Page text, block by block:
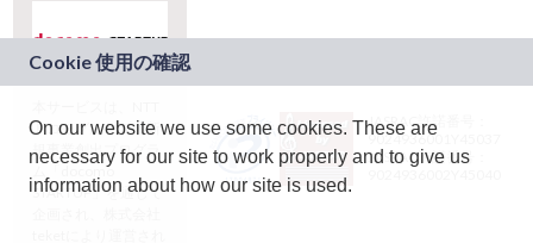
ドコモグループの新
規事業創出プログラ
ム「docomo
STARTUP」を通じて
JASRAC許諾番号：
9024936001Y45037
JASRAC許諾番号：
On our website we use some cookies. These are
necessary for our site to work properly and to give us
information about how our site is used.